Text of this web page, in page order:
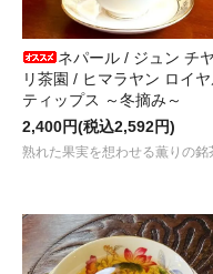
2025.12.19
心地良いマスカテルの香り
た！
2025.12.12
蜜のような香りと甘みをそ
た！
しました！
2025.11.28
ネパール / ジュン チ
リ茶園 / ヒマラヤン ロイ
ティップス ～冬摘み～
2,400円(税込2,592円)
熟れた果実を想わせる薫りの銘